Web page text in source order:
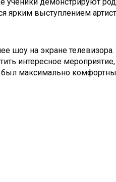
ярким выступлением
шоу на экране
интересное
был максимально